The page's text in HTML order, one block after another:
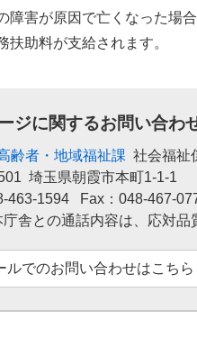
害が原因で亡くなった場
扶助料が支給されます。
ジに関するお問い合わ
齢者・地域福祉課 社会福祉
埼玉県朝霞市本町1-1-1
463-1594
Fax：048-467-
舎との通話内容は、応対品
ルでのお問い合わせはこちら